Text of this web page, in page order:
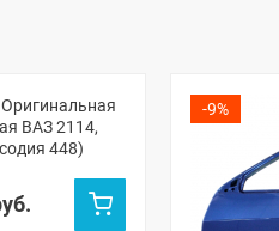
ВАЗ 2114,
448)
-9%